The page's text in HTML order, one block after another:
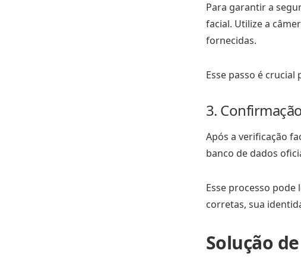
Para garantir a
facial. Utilize a
fornecidas.
Esse passo é
3.
Após a verificação
banco de dados
Esse processo
corretas, sua
Solução